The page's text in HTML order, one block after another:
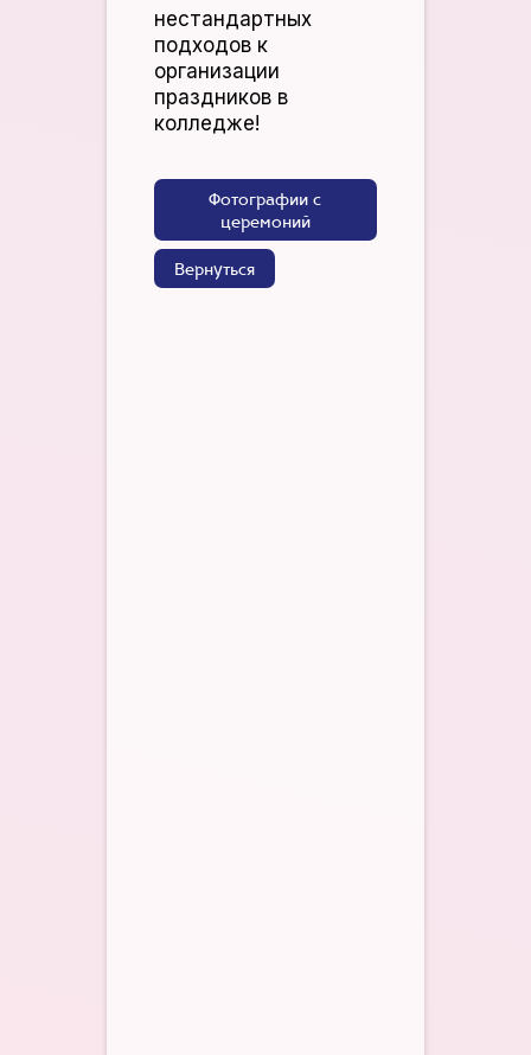
нестандартных
подходов к
организации
праздников в
колледже!
Фотографии с
церемоний
Вернуться